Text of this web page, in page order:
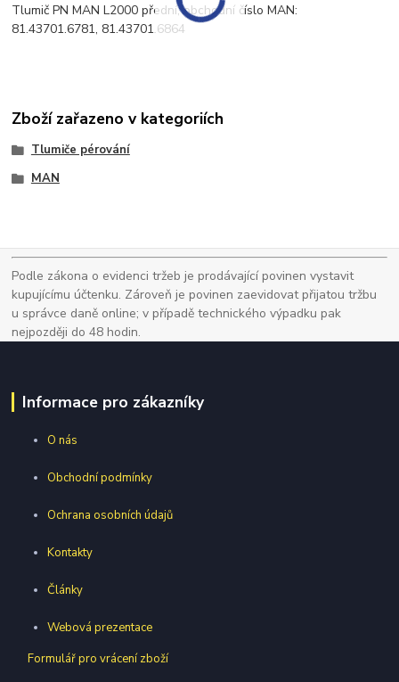
Tlumič PN MAN L2000 přední, obchodní číslo MAN:
81.43701.6781, 81.43701.6864
Zboží zařazeno v kategoriích
Tlumiče pérování
MAN
Podle zákona o evidenci tržeb je prodávající povinen vystavit
kupujícímu účtenku. Zároveň je povinen zaevidovat přijatou tržbu
u správce daně online; v případě technického výpadku pak
nejpozději do 48 hodin.
Informace pro zákazníky
O nás
Obchodní podmínky
Ochrana osobních údajů
Kontakty
Články
Webová prezentace
Formulář pro vrácení zboží